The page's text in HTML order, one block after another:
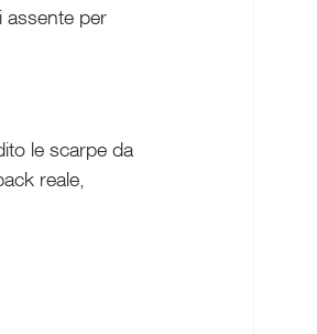
assente per
le scarpe da
reale,